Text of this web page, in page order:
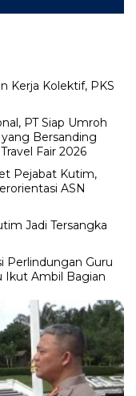
Kerja Kolektif, PKS
PT Siap Umroh
yang Bersanding
Fair 2026
Pejabat Kutim,
ASN
Jadi Tersangka
Perlindungan Guru
Ikut Ambil Bagian